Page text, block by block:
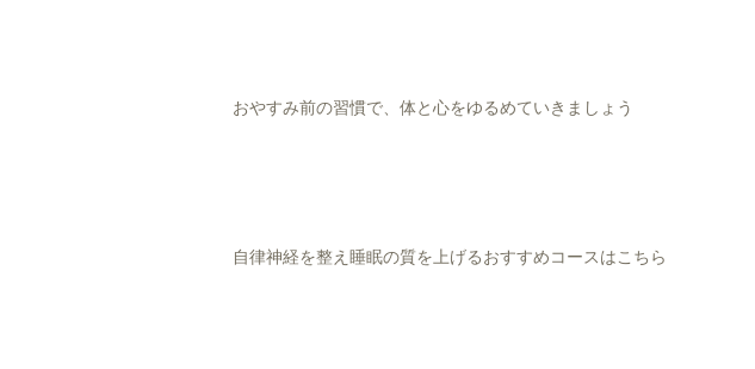
おやすみ前の習慣で、体と心をゆるめていきましょう
自律神経を整え睡眠の質を上げるおすすめコースはこちら